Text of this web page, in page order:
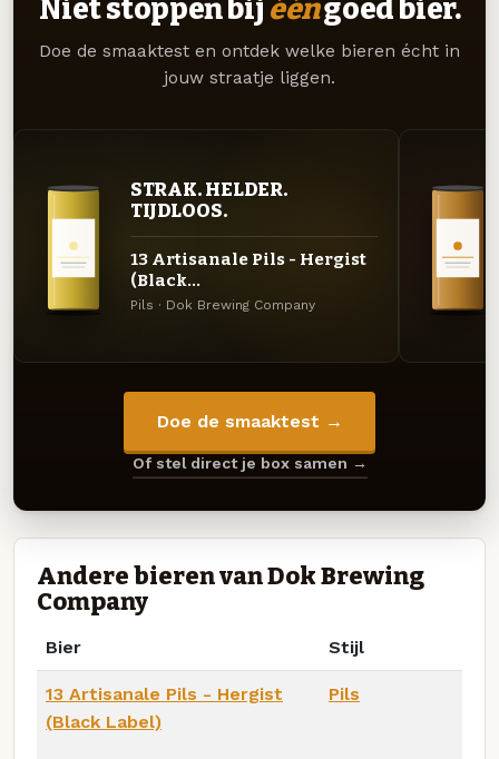
Niet stoppen bij ééngoed bier.
Doe de smaaktest en ontdek welke bieren écht in
jouw straatje liggen.
STRAK. HELDER.
TIJDLOOS.
13 Artisanale Pils - Hergist
(Black...
Pils · Dok Brewing Company
Doe de smaaktest →
Of stel direct je box samen →
Andere bieren van Dok Brewing
Company
Bier Stijl
13 Artisanale Pils - Hergist
(Black Label)
Pils